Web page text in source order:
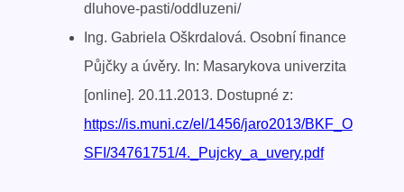
dluhove-pasti/oddluzeni/
Ing. Gabriela Oškrdalová. Osobní finance
Půjčky a úvěry. In: Masarykova univerzita
[online]. 20.11.2013. Dostupné z:
https://is.muni.cz/el/1456/jaro2013/BKF_O
SFI/34761751/4._Pujcky_a_uvery.pdf